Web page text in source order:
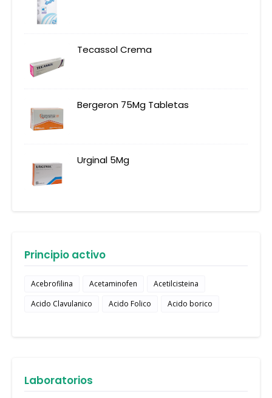
Tecassol Crema
Bergeron 75Mg Tabletas
Urginal 5Mg
Principio activo
Acebrofilina Acetaminofen
Acetilcisteina
Acido Clavulanico
Acido Folico Acido borico
Laboratorios